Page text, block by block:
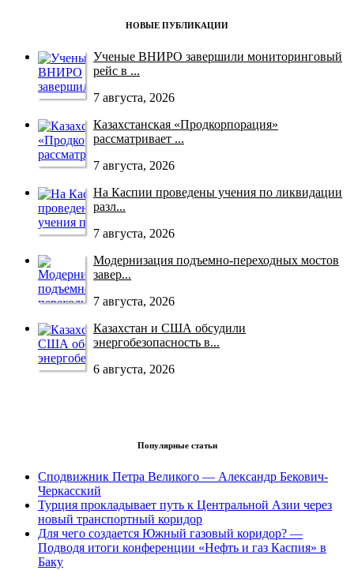
НОВЫЕ ПУБЛИКАЦИИ
Ученые ВНИРО завершили мониторинговый
рейс в ...
7 августа, 2026
Казахстанская «Продкорпорация»
рассматривает ...
7 августа, 2026
На Каспии проведены учения по ликвидации
разл...
7 августа, 2026
Модернизация подъемно-переходных мостов
завер...
7 августа, 2026
Казахстан и США обсудили
энергобезопасность в...
6 августа, 2026
Популярные статьи
Сподвижник Петра Великого — Александр Бекович-
Черкасский
Турция прокладывает путь к Центральной Азии через
новый транспортный коридор
Для чего создается Южный газовый коридор? —
Подводя итоги конференции «Нефть и газ Каспия» в
Баку